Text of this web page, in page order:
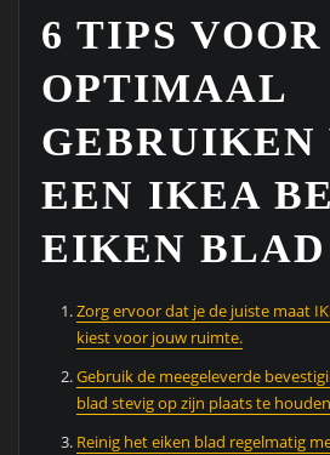
6 TIPS
OPTIMAAL
GEBRUIKEN
EEN IKEA
EIKEN BLAD
Zorg ervoor dat je de juiste maat
kiest voor jouw ruimte.
Gebruik de meegeleverde
blad stevig op zijn plaats te
Reinig het eiken blad regelmatig